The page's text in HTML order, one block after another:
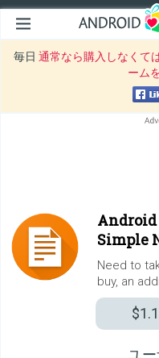
毎日 通常なら購入しなくて
ーム
Android
Simple
Need to
buy, an
ユ